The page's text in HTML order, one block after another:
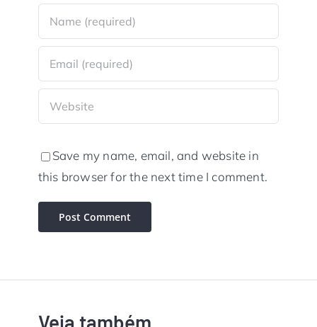
Save my name, email, and website in
this browser for the next time I comment.